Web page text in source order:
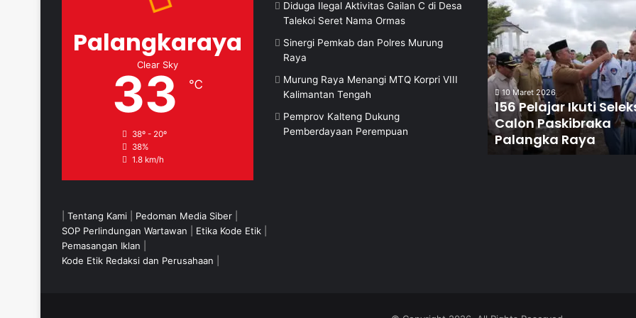
Palangkaraya
Clear Sky
33 ℃
38º - 20º
38%
1.8 km/h
Diduga Ilegal Aktivitas Gailan C di Desa
Talekoi Seret Nama Ormas
Sinergi Pemkab dan Polres Murung
Raya
Murung Raya Menangi MTQ Korpri VIII
Kalimantan Tengah
Pemprov Kalteng Dukung
Pemberdayaan Perempuan
10 Maret 2026
156 Pelajar Ikuti
Calon Paskibraka
Palangka Raya
Tentang Kami Pedoman Media Siber
SOP Perlindungan Wartawan
Etika Kode Etik
Pemasangan Iklan
Kode Etik Redaksi dan Perusahaan